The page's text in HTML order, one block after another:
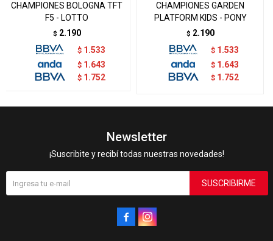
CHAMPIONES BOLOGNA TFT
F5 - LOTTO
$ 2.190
$ 1.533
$ 1.643
$ 1.752
CHAMPIONES GARDEN
PLATFORM KIDS - PONY
$ 2.190
$ 1.533
$ 1.643
$ 1.752
Newsletter
¡Suscribite y recibí todas nuestras novedades!
SUSCRIBIRME
 